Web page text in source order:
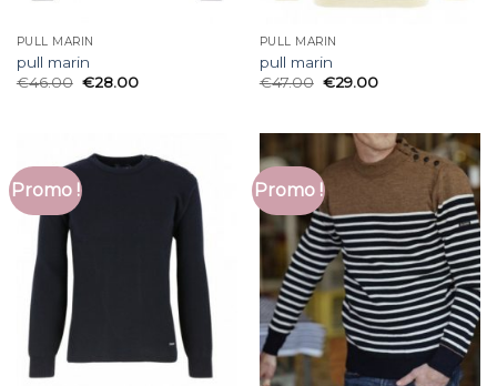
PULL MARIN
pull marin
€46.00 €28.00
PULL MARIN
pull marin
€47.00 €29.00
Promo ! Promo !